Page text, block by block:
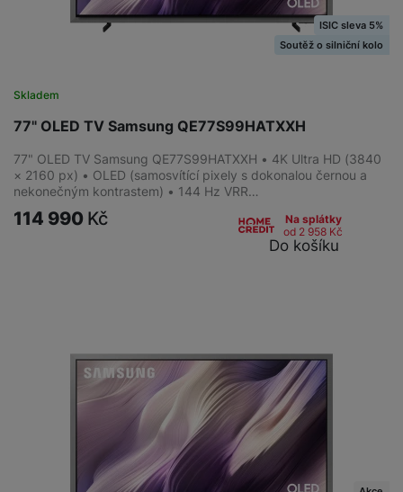
77" OLED TV Samsung QE77S99HATXXH
Skladem
ISIC sleva 5%
Soutěž o silniční kolo
77" OLED TV Samsung QE77S99HATXXH • 4K Ultra HD (3840
× 2160 px) • OLED (samosvítící pixely s dokonalou černou a
nekonečným kontrastem) • 144 Hz VRR…
114 990 Kč
Na splátky
od 2 958 Kč
Do košíku